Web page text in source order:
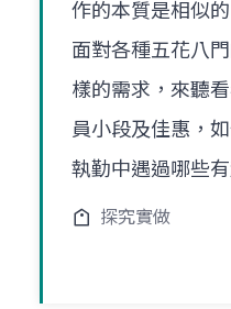
作的本質是相似
面對各種五花八
樣的需求，來聽
員小段及佳惠，
執勤中遇過哪些
探究實做